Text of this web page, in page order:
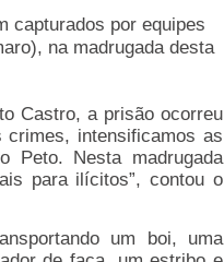
capturados por equipes
na madrugada desta
Castro, a prisão ocorreu
crimes, intensificamos as
Peto. Nesta madrugada
para ilícitos”, contou o
um boi, uma